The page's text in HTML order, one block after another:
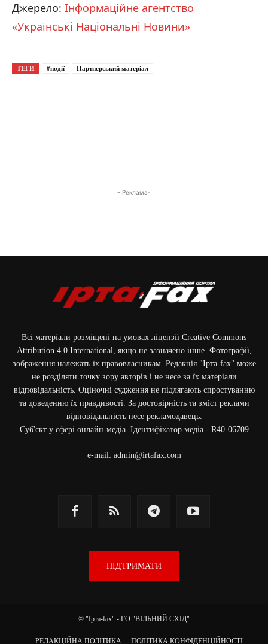
Джерело: Інформаційне агентство
«Українські Національні Новини»
ТЕГИ #події Партнерський матеріал
- Реклама-
Всі матеріали розміщені на умовах ліцензії Creative Commons
Attribution 4.0 International, якщо не зазначено інше. Фотографії,
зображення належать їх правовласникам. Редакція "Ірта-fax" може
не розділяти точку зору авторів і не несе за їх матеріали
відповідальність. Оціночні судження не підлягають спростуванню
та доведенню їх правдивості. За достовірність та зміст реклами
відповідальність несе рекламодавець.
Cуб'єкт у сфері онлайн-медіа. Ідентифікатор медіа - R40-06709
e-mail: admin@irtafax.com
ПІДТРИМАТИ
© "Ірта-fax" - ГО "ВІЛЬНИЙ СХІД"
РЕДАКЦІЙНА ПОЛІТИКА ПОЛІТИКА КОНФІДЕНЦІЙНОСТІ